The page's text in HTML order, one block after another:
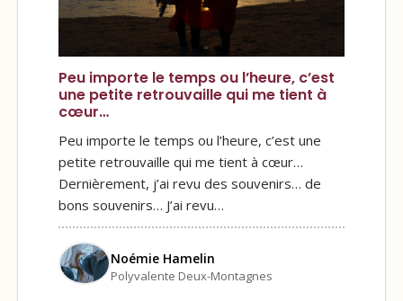
Peu importe le temps ou l’heure, c’est
une petite retrouvaille qui me tient à
cœur…
Peu importe le temps ou l’heure, c’est une
petite retrouvaille qui me tient à cœur…
Dernièrement, j’ai revu des souvenirs… de
bons souvenirs… J’ai revu…
Noémie Hamelin
Polyvalente Deux-Montagnes